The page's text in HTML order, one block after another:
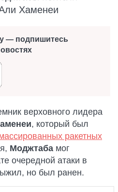
Хаменеи
— подпишитесь
верховного лидера
, который был
ракетных
Моджтаба мог
очередной атаки в
но был ранен.